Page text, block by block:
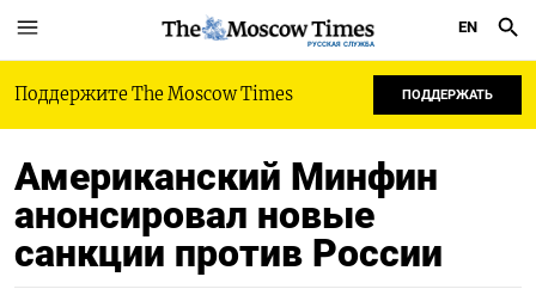
РУССКАЯ СЛУЖБА
EN
Поддержите The Moscow Times ПОДДЕРЖАТЬ
Американский Минфин
анонсировал новые
санкции против России